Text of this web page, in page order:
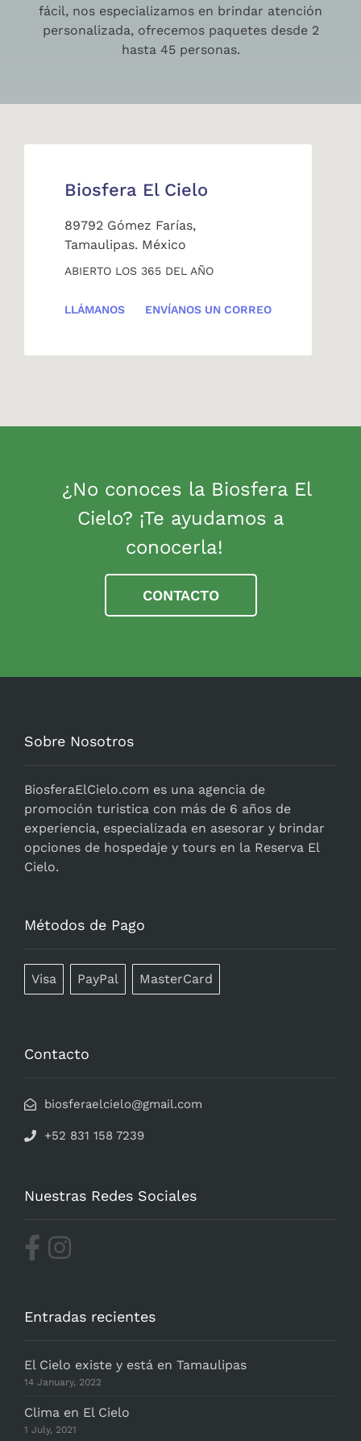
fácil, nos especializamos en brindar atención
personalizada, ofrecemos paquetes desde 2
hasta 45 personas.
Biosfera El Cielo
89792 Gómez Farías,
Tamaulipas. México
ABIERTO LOS 365 DEL AÑO
LLÁMANOS ENVÍANOS UN CORREO
¿No conoces la Biosfera El
Cielo? ¡Te ayudamos a
conocerla!
CONTACTO
Sobre Nosotros
BiosferaElCielo.com es una agencia de
promoción turistica con más de 6 años de
experiencia, especializada en asesorar y brindar
opciones de hospedaje y tours en la Reserva El
Cielo.
Métodos de Pago
Visa PayPal MasterCard
Contacto
biosferaelcielo@gmail.com
+52 831 158 7239
Nuestras Redes Sociales
Entradas recientes
El Cielo existe y está en Tamaulipas
14 January, 2022
Clima en El Cielo
1 July, 2021